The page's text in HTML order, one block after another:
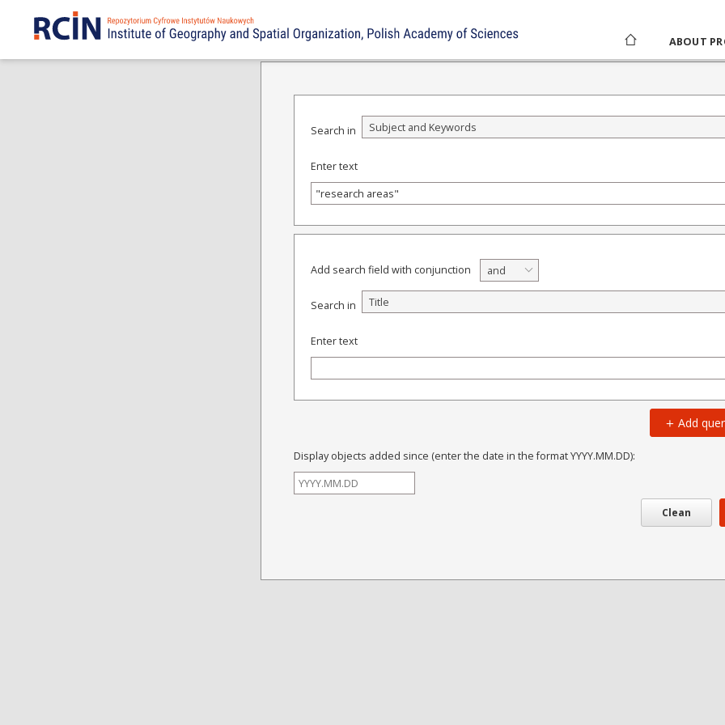
ABOUT
ADVANCED SEARCH
Search in Subject and Keywords
Enter text
Add search field with conjunction and
Search in Title
Enter text
Add
Display objects added since (enter the date in the format YYYY.MM.DD):